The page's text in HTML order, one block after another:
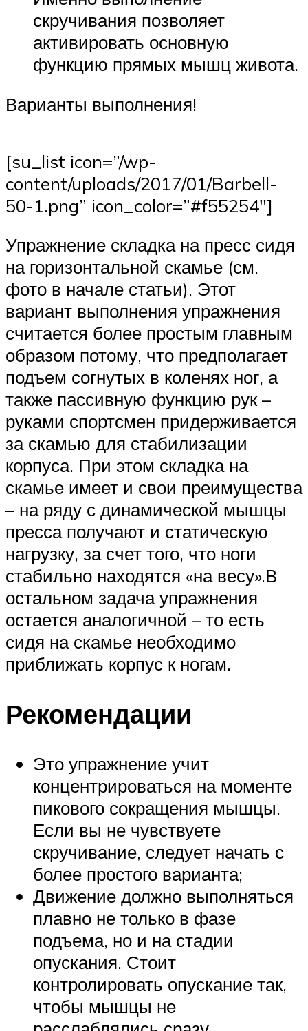
скручивания позволяет
активировать основную
функцию прямых мышц живота.
Варианты выполнения!
[su_list icon=”/wp-
content/uploads/2017/01/Barbell-
50-1.png” icon_color=”#f55254″]
Упражнение складка на пресс сидя
на горизонтальной скамье (см.
фото в начале статьи). Этот
вариант выполнения упражнения
считается более простым главным
образом потому, что предполагает
подъем согнутых в коленях ног, а
также пассивную функцию рук –
руками спортсмен придерживается
за скамью для стабилизации
корпуса. При этом складка на
скамье имеет и свои преимущества
– на ряду с динамической мышцы
пресса получают и статическую
нагрузку, за счет того, что ноги
стабильно находятся «на весу».В
остальном задача упражнения
остается аналогичной – то есть
сидя на скамье необходимо
приближать корпус к ногам.
Рекомендации
Это упражнение учит
концентрироваться на моменте
пикового сокращения мышцы.
Если вы не чувствуете
скручивание, следует начать с
более простого варианта;
Движение должно выполняться
плавно не только в фазе
подъема, но и на стадии
опускания. Стоит
контролировать опускание так,
чтобы мышцы не